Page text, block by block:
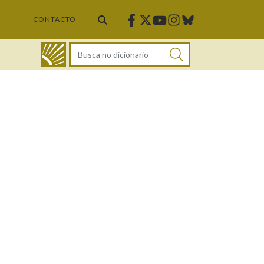
CONTACTO Facebook
Twitter
Youtube
Instagram
Bluesky
DICIONARIO